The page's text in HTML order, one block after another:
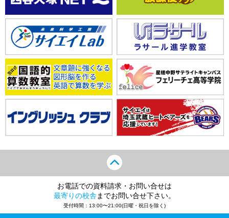
お電話での資料請求・お問い合せは
最寄りの校舎までお問い合せ下さい。
受付時間：13:00〜21:00(日曜・祝日を除く)